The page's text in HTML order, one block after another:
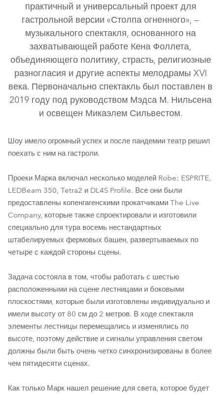
ESPRITE®
LEDBeam 350™
Tetra2™
DL4S Profile™
практичный и универсальный проект для
гастрольной версии «Столпа огненного», —
музыкального спектакля, основанного на
захватывающей работе Кена Фоллета,
объединяющего политику, страсть, религиозные
разногласия и другие аспекты мелодрамы XVI
века. Первоначально спектакль был поставлен в
2019 году под руководством Мэдса М. Нильсена
и освещен Микаэлем Сильвестом.
Шоу имело огромный успех и после пандемии театр решил
поехать с ним на гастроли.
Проеки Марка включал несколько моделей Robe: ESPRITE,
LEDBeam 350, Tetra2 и DL4S Profile. Все они были
предоставлены копенгагенскими прокатчиками The Live
Company, которые также спроектировали и изготовили
специально для тура восемь нестандартных
штабелируемых фермовых башен, развертываемых по
четыре с каждой стороны сцены.
Задача состояла в том, чтобы работать с шестью
расположенными на сцене лестницами и боковыми
плоскостями, которые были изготовлены индивидуально и
имели высоту от 80 см до 2 метров. В ходе спектакля
элементы лестницы перемещались и изменялись по
высоте, поэтому действие и сигналы управления светом
должны были быть очень четко синхронизированы в более
чем пятидесяти сценах.
Как только Марк нашел решение для света, которое будет